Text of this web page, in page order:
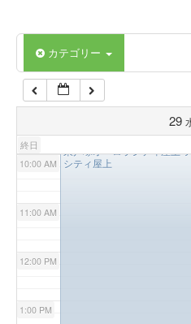
カテゴリー
29
終日
10:00 AM
11:00 AM
12:00 PM
1:00 PM
9:30 AM
東戸塚オーロラシティ屋上
シティ屋上